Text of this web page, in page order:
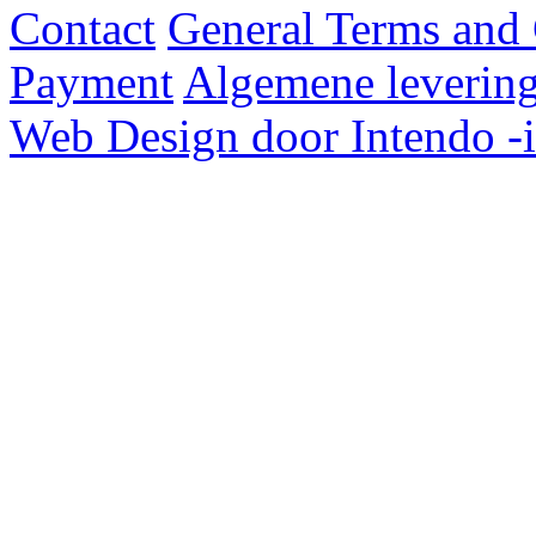
Contact General Terms
Payment Algemene
Web Design door Intendo